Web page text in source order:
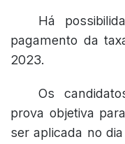
Há
pagamento da
2023.
Os
prova objetiva
ser aplicada no